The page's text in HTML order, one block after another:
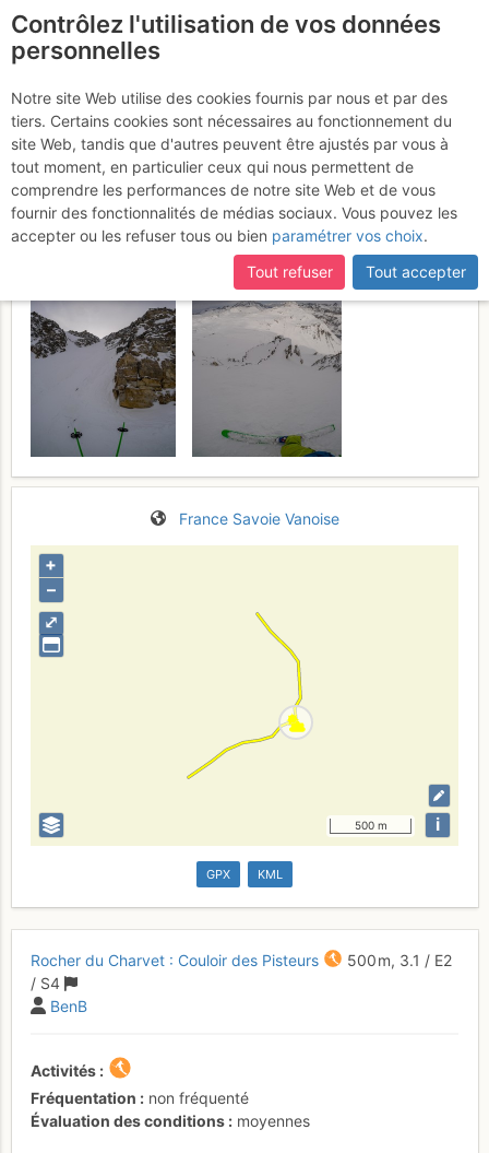
Rocher du Charvet :
Couloir des Pisteurs
Vendredi
27 janvier 2017
France Savoie Vanoise
⤢
+
–
500 m i
GPX KML
Rocher du Charvet : Couloir des Pisteurs 500 m, 3.1 / E2
/ S4
BenB
Activités
Fréquentation
non fréquenté
Évaluation des conditions
moyennes
Contrôlez l'utilisation de vos données
personnelles
Notre site Web utilise des cookies fournis par nous et par des
tiers. Certains cookies sont nécessaires au fonctionnement du
site Web, tandis que d'autres peuvent être ajustés par vous à
tout moment, en particulier ceux qui nous permettent de
comprendre les performances de notre site Web et de vous
fournir des fonctionnalités de médias sociaux. Vous pouvez les
accepter ou les refuser tous ou bien paramétrer vos choix.
Tout refuser
Tout accepter